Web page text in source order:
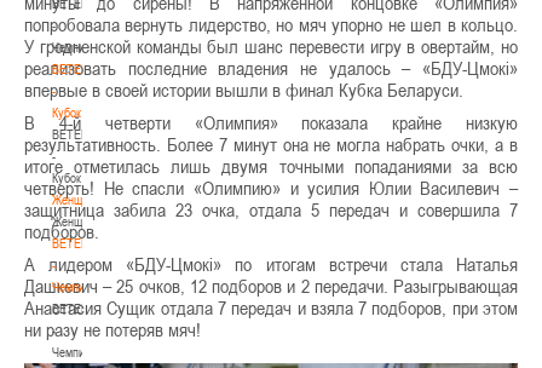
BETERA
-
Чемпионат
BETERA
-
Кубок
BETERA
-
Кубок
Женщины
Женщины
BETERA
-
Чемпионат
BETERA
-
Чемпионат
попробовала вернуть лидерство, но мяч упорно не шел в кольцо.
У гродненской команды был шанс перевести игру в овертайм, но
реализовать последние владения не удалось – «БДУ-Цмокi»
впервые в своей истории вышли в финал Кубка Беларуси.
В 4-й четверти «Олимпия» показала крайне низкую
результативность. Более 7 минут она не могла набрать очки, а в
итоге отметилась лишь двумя точными попаданиями за всю
четверть! Не спасли «Олимпию» и усилия Юлии Василевич –
защитница забила 23 очка, отдала 5 передач и совершила 7
подборов.
А лидером «БДУ-Цмокi» по итогам встречи стала Наталья
Дашкевич – 25 очков, 12 подборов и 2 передачи. Разыгрывающая
Анастасия Сущик отдала 7 передач и взяла 7 подборов, при этом
ни разу не потеряв мяч!